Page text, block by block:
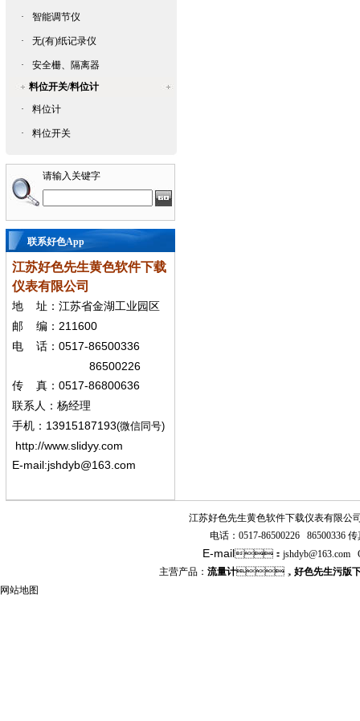
· 智能调节仪
· 无(有)纸记录仪
·
安全栅、隔离器
料位开关/料位计
·
料位计
· 料位开关
请输入关键字
联系好色App
江苏好色先生黄色软件下载
仪表有限公司
地
址：江苏省金湖工业园区
邮
编： 211600
电 话： 0517-86500336
86500226
传 真： 0517-86800636
联系人：杨经理
手机 ： 13915187193(微信同号)
http://www.slidyy.com
E-mail:jshdyb@163.com
江苏好色先生黄色软件下载仪表有限公
电话： 0517-86500226 86500336 传
E-mail： jshdyb@163.com
主营产品： 流量计， 好色先生污版
网站地图